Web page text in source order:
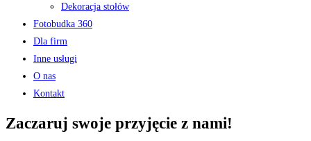
Dekoracja stołów
Fotobudka 360
Dla firm
Inne usługi
O nas
Kontakt
Zaczaruj swoje przyjęcie z nami!